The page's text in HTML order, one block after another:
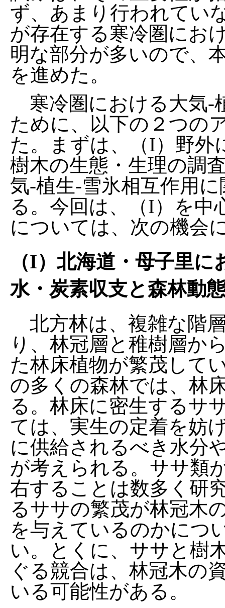
ず、あまり行われてい
が存在する寒冷圏にお
明な部分が多いので、
を進めた。
寒冷圏における大気-
ために、以下の２つの
た。まずは、（I）野外
樹木の生態・生理の調
気-植生-雪氷相互作用
る。今回は、（I）を中
については、次の機会
（I）北海道・母子里
水・炭素収支と森林動
北方林は、複雑な階
り、林冠層と稚樹層か
た林床植物が繁茂して
の多くの森林では、林
る。林床に密生するサ
ては、実生の定着を妨
に供給されるべき水分
が考えられる。ササ類
右することは数多く研
るササの繁茂が林冠木
を与えているのかにつ
い。とくに、ササと樹
ぐる競合は、林冠木の
いる可能性がある。